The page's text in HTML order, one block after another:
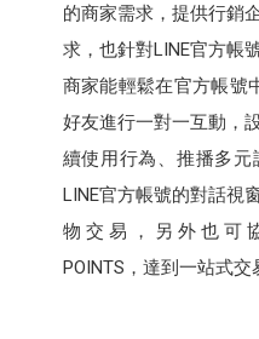
的商家需求，提供行銷
求，也針對LINE官方帳
商家能輕鬆在官方帳號
好友進行一對一互動，
續使用行為、推播多
LINE官方帳號的對話視
物交易，另外也可
POINTS，達到一站式交